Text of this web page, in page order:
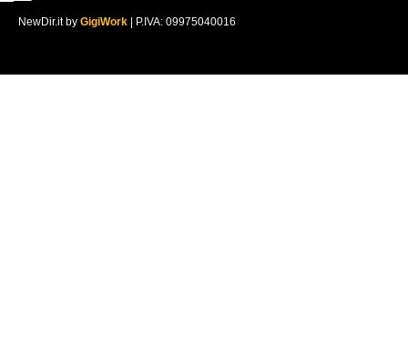
NewDir.it by GigiWork | P.IVA: 09975040016